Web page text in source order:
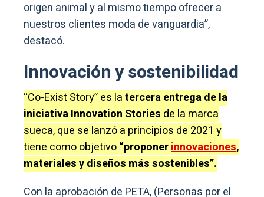
origen animal y al mismo tiempo ofrecer a
nuestros clientes moda de vanguardia”,
destacó.
Innovación y sostenibilidad
“Co-Exist Story” es latercera entrega de la
iniciativa Innovation Stories de la marca
sueca, que se lanzó a principios de 2021 y
tiene como objetivo“proponerinnovaciones,
materiales y diseños más sostenibles”.
Con la aprobación de PETA, (Personas por el